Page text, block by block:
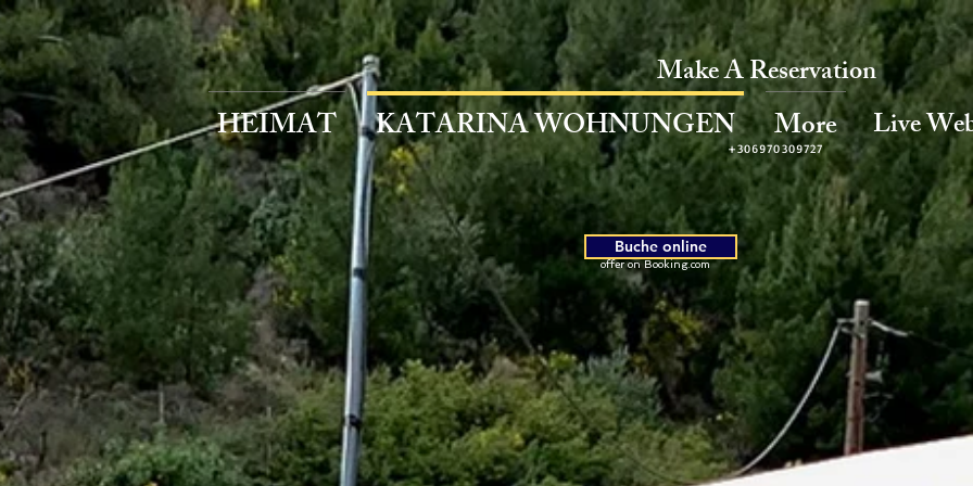
+306970309727
HEIMAT KATARINA WOHNUNGEN More Live
Make A Reservation
Buche online
offer on Booking.com